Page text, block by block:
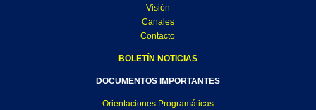
Visión
Canales
Contacto
BOLETÍN NOTICIAS
DOCUMENTOS IMPORTANTES
Orientaciones Programáticas